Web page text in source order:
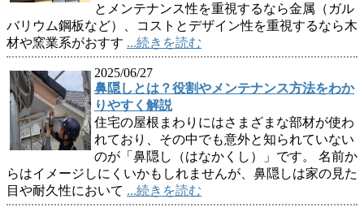
とメンテナンス性を重視するなら金属（ガル
バリウム鋼板など）、コストとデザイン性を重視するなら木
材や窯業系がおすす ...続きを読む
2025/06/27
鼻隠しとは？役割やメンテナンス方法をわか
りやすく解説
住宅の屋根まわりにはさまざまな部材が使わ
れており、その中でも意外と知られていない
のが「鼻隠し（はなかくし）」です。 名前か
らはイメージしにくいかもしれませんが、鼻隠しは家の見た
目や耐久性において ...続きを読む